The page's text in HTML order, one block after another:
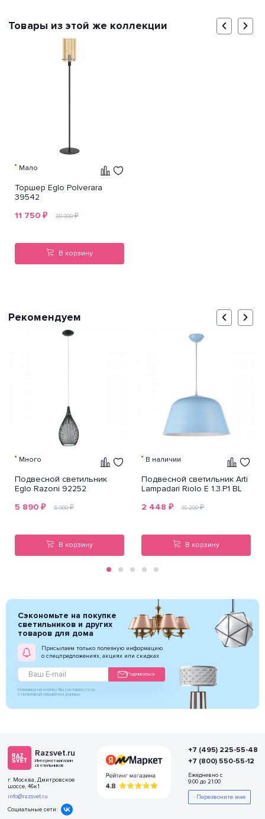
Товары из этой же коллекции
Мало
Торшер Eglo Polverara
39542
11 750 ₽ 30 990₽
В корзину
Рекомендуем
Много
Подвесной светильник
Eglo Razoni 92252
5 890 ₽ 5 990₽
В корзину
В наличии
Подвесной светильник Arti
Lampadari Riolo E 1.3.P1 BL
2 448 ₽ 10 200₽
В корзину
Сэкономьте на покупке
светильников и других
товаров для дома
Присылаем только полезную информацию
о спецпредложениях, акциях или скидках
Подписаться
Нажимая на кнопку Вы соглашаетесь
с политикой обработки данных
Razsvet.ru
Интернет-магазин
светильников
г. Москва, Дмитровское
шоссе, 46к1
info@razsvet.ru
Социальные сети:
+7 (495) 225-55-48
+7 (800) 550-55-12
Ежедневно с
9:00 до 21:00
Перезвоните мне